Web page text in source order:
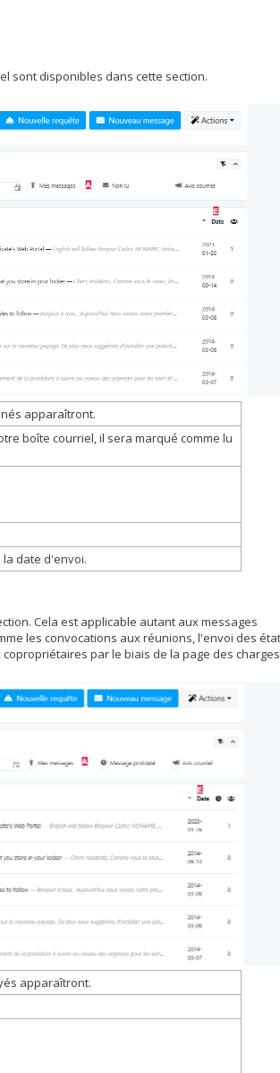
sont disponibles dans cette section.
apparaîtront.
boîte courriel, il sera marqué comme lu
date d'envoi.
Cela est applicable autant aux messages
les convocations aux réunions, l'envoi des
par le biais de la page des charges
apparaîtront.